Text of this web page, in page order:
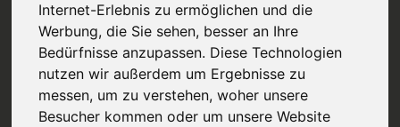
Internet-Erlebnis zu ermöglichen und die
Werbung, die Sie sehen, besser an Ihre
Bedürfnisse anzupassen. Diese Technologien
nutzen wir außerdem um Ergebnisse zu
messen, um zu verstehen, woher unsere
Besucher kommen oder um unsere Website